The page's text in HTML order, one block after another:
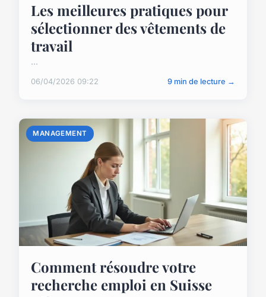
Les meilleures pratiques pour
sélectionner des vêtements de
travail
...
06/04/2026 09:22 9 min de lecture →
MANAGEMENT
Comment résoudre votre
recherche emploi en Suisse